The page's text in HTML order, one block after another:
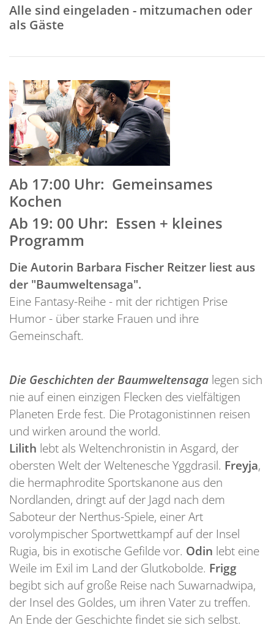
Alle sind eingeladen - mitzumachen oder
als Gäste
Ab 17:00 Uhr: Gemeinsames
Kochen
Ab 19: 00 Uhr: Essen + kleines
Programm
Die Autorin Barbara Fischer Reitzer liest aus
der "Baumweltensaga".
Eine Fantasy-Reihe - mit der richtigen Prise
Humor - über starke Frauen und ihre
Gemeinschaft.
Die Geschichten der Baumweltensaga legen sich
nie auf einen einzigen Flecken des vielfältigen
Planeten Erde fest. Die Protagonistinnen reisen
und wirken around the world.
Lilith lebt als Weltenchronistin in Asgard, der
obersten Welt der Weltenesche Yggdrasil. Freyja,
die hermaphrodite Sportskanone aus den
Nordlanden, dringt auf der Jagd nach dem
Saboteur der Nerthus-Spiele, einer Art
vorolympischer Sportwettkampf auf der Insel
Rugia, bis in exotische Gefilde vor. Odin lebt eine
Weile im Exil im Land der Glutkobolde. Frigg
begibt sich auf große Reise nach Suwarnadwipa,
der Insel des Goldes, um ihren Vater zu treffen.
An Ende der Geschichte findet sie sich selbst.